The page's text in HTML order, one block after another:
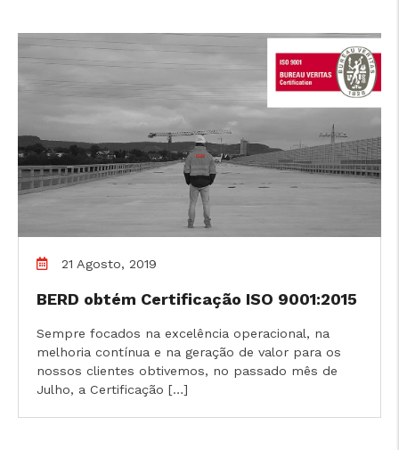
21 Agosto, 2019
BERD obtém Certificação ISO 9001:2015
Sempre focados na excelência operacional, na
melhoria contínua e na geração de valor para os
nossos clientes obtivemos, no passado mês de
Julho, a Certificação […]